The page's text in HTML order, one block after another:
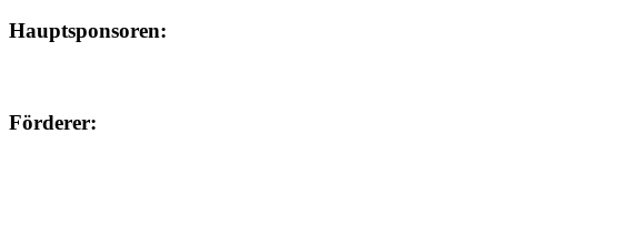
Hauptsponsoren:
Förderer: